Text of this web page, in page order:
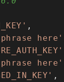
here'
here'